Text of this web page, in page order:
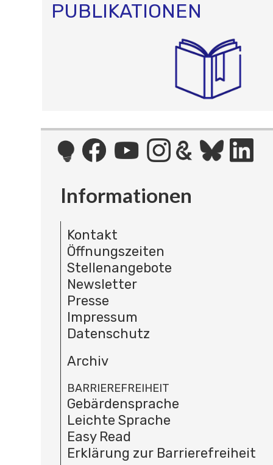
PUBLIKATIONEN
Informationen
Kontakt
Öffnungszeiten
Stellenangebote
Newsletter
Presse
Impressum
Datenschutz
Archiv
BARRIEREFREIHEIT
Gebärdensprache
Leichte Sprache
Easy Read
Erklärung zur Barrierefreiheit